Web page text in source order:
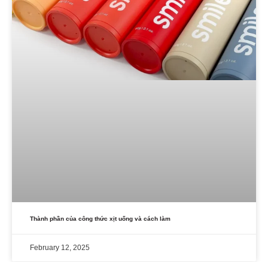
Thành phần của công thức xịt uống và cách làm
February 12, 2025